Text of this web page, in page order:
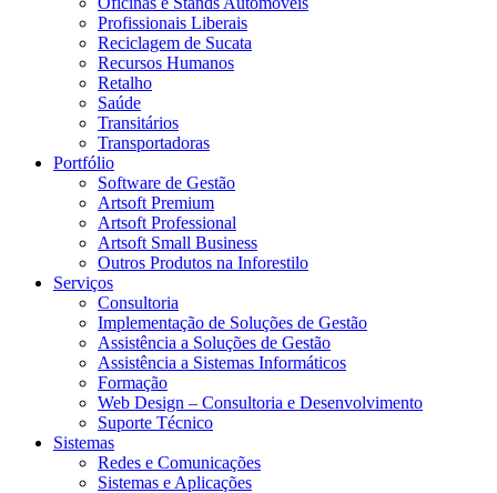
Profissionais Liberais
Reciclagem de Sucata
Recursos Humanos
Retalho
Saúde
Transitários
Transportadoras
Portfólio
Software de Gestão
Artsoft Premium
Artsoft Professional
Artsoft Small Business
Outros Produtos na Inforestilo
Serviços
Consultoria
Implementação de Soluções de Gestão
Assistência a Soluções de Gestão
Assistência a Sistemas Informáticos
Formação
Web Design – Consultoria e Desenvolvimento
Suporte Técnico
Sistemas
Redes e Comunicações
Sistemas e Aplicações